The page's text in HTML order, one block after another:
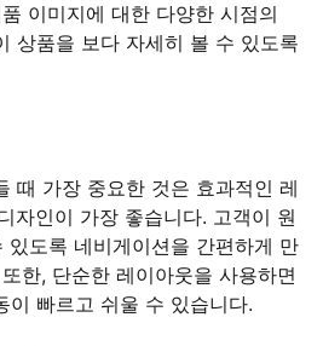
이미지에 대한 다양한 시점의
상품을 보다 자세히 볼 수 있도록
때 가장 중요한 것은 효과적인 레
자인이 가장 좋습니다. 고객이 원
도록 네비게이션을 간편하게 만
한, 단순한 레이아웃을 사용하면
이 빠르고 쉬울 수 있습니다.